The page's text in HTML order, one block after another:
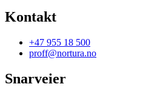
Kontakt
+47 955 18 500
proff@nortura.no
Snarveier